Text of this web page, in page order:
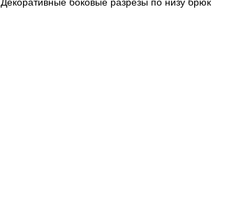
Декоративные боковые разрезы по низу брюк